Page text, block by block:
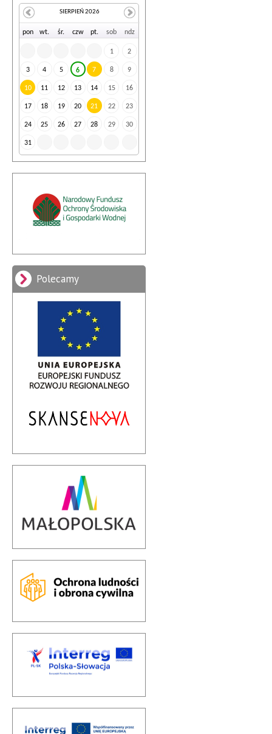
pon wt. śr. czw pt. sob ndz
1 2
3 4 5 6 7 8 9
10 11 12 13 14 15 16
17 18 19 20 21 22 23
24 25 26 27 28 29 30
31
SIERPIEŃ 2026
Polecamy